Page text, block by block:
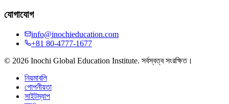
যোগাযোগ
info@inochieducation.com
+81 80-4777-1677
© 2026 Inochi Global Education Institute. সর্বস্বত্ব সংরক্ষিত।
নিয়মাবলি
গোপনীয়তা
সাইটম্যাপ